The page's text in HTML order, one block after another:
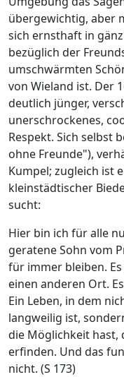
übergewichtig, aber
sich ernsthaft in
bezüglich der
umschwärmten
von Wieland ist. Der
deutlich jünger,
unerschrockenes,
Respekt. Sich selbst
ohne Freunde"),
Kumpel; zugleich ist
kleinstädtischer
sucht:
Hier bin ich für alle
geratene Sohn vom
für immer bleiben.
einen anderen Ort.
Ein Leben, in dem
langweilig ist,
die Möglichkeit hast,
erfinden. Und das
nicht. (S 173)